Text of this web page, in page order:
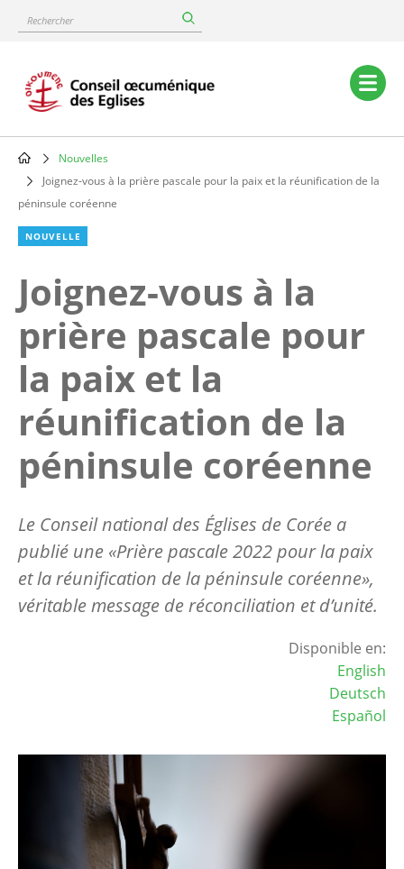
content
Rechercher
Main
navigation
Breadcrumb
Nouvelles
Joignez-vous à la prière pascale pour la paix et la réunification de la
péninsule coréenne
NOUVELLE
Joignez-vous à la
prière pascale pour
la paix et la
réunification de la
péninsule coréenne
Le Conseil national des Églises de Corée a
publié une «Prière pascale 2022 pour la paix
et la réunification de la péninsule coréenne»,
véritable message de réconciliation et d’unité.
Disponible en:
English
Deutsch
Español